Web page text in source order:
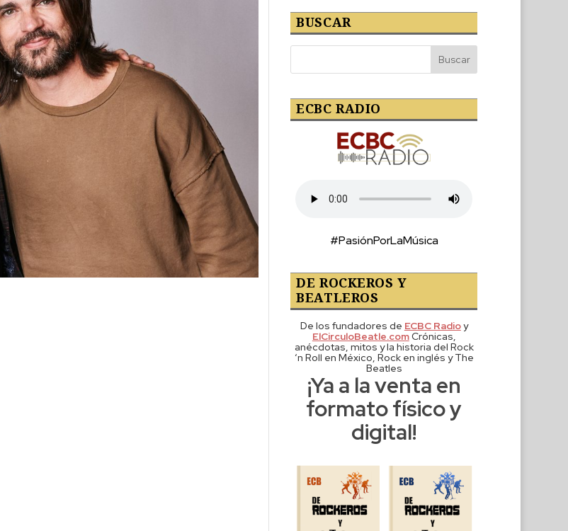
BUSCAR
ECBC RADIO
#PasiónPorLaMúsica
DE ROCKEROS Y
BEATLEROS
De los fundadores de ECBC Radioy
ElCirculoBeatle.comCrónicas,
anécdotas, mitos y la historia del Rock
‘n Roll en México, Rock en inglés y The
Beatles
¡Ya a la venta en
formato físico y
digital!